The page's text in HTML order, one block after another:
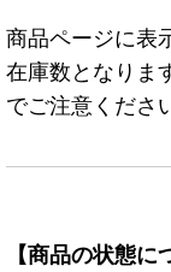
商品ページに表
在庫数となりま
でご注意くださ
【商品の状態に